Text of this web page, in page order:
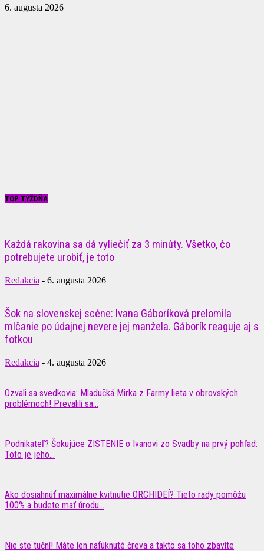
6. augusta 2026
TOP TÝŽDŇA
Každá rakovina sa dá vyliečiť za 3 minúty. Všetko, čo
potrebujete urobiť, je toto
Redakcia - 6. augusta 2026
Šok na slovenskej scéne: Ivana Gáboríková prelomila
mlčanie po údajnej nevere jej manžela. Gáborík reaguje aj s
fotkou
Redakcia - 4. augusta 2026
Ozvali sa svedkovia: Mladučká Mirka z Farmy lieta v obrovských
problémoch! Prevalili sa...
Podnikateľ? Šokujúce ZISTENIE o Ivanovi zo Svadby na prvý pohľad:
Toto je jeho...
Ako dosiahnúť maximálne kvitnutie ORCHIDEÍ? Tieto rady pomôžu
100% a budete mať úrodu...
Nie ste tuční! Máte len nafúknuté čreva a takto sa toho zbavíte